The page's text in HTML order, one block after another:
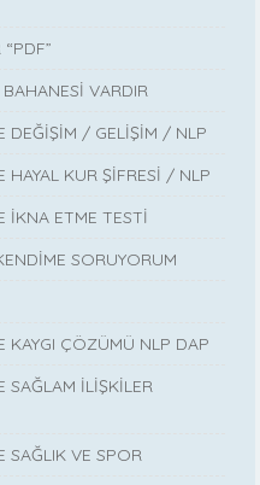
VARDIR
DEĞİŞİM / GELİŞİM / NLP
HAYAL KUR ŞİFRESİ / NLP
İKNA ETME TESTİ
SORUYORUM
KAYGI ÇÖZÜMÜ NLP DAP
SAĞLAM İLİŞKİLER
SAĞLIK VE SPOR